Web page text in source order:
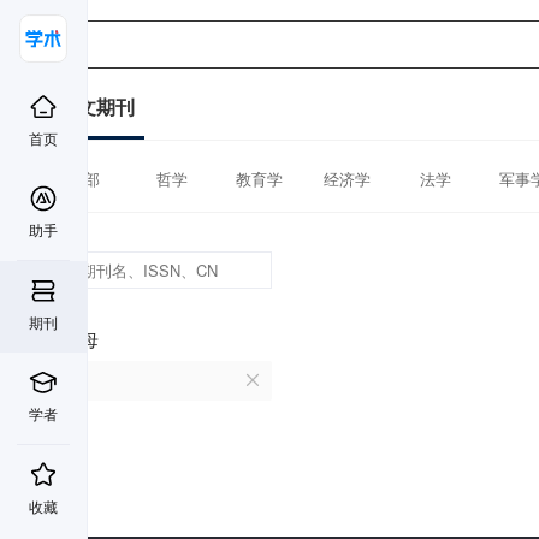
首页
助手
期刊
学者
收藏
中文期刊
全部 哲学 教育学 经济学 法学 军事
首字母
V